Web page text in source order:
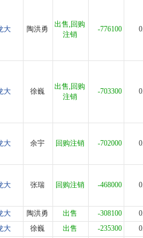
大 陶洪勇
出售,回购
注销
-776100
大 徐巍
出售,回购
注销
-703300
大 余宇 回购注销 -702000
大 张瑞 回购注销 -468000
大 陶洪勇 出售 -308100
大 徐巍 出售 -235300